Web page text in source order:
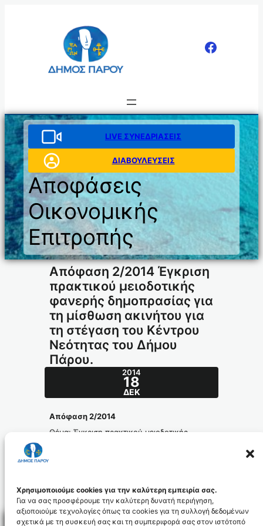
Χρησιμοποιούμε cookies για την καλύτερη εμπειρία σας.
Για να σας προσφέρουμε την καλύτερη δυνατή περιήγηση,
αξιοποιούμε τεχνολογίες όπως τα cookies για τη συλλογή δεδομένων
σχετικά με τη συσκευή σας και τη συμπεριφορά σας στον ιστότοπό
LIVE ΣΥΝΕΔΡΙΑΣΕΙΣ
ΔΙΑΒΟΥΛΕΥΣΕΙΣ
Αποφάσεις
Οικονομικής
Επιτροπής
Απόφαση 2/2014 Έγκριση
πρακτικού μειοδοτικής
φανερής δημοπρασίας για
τη μίσθωση ακινήτου για
τη στέγαση του Κέντρου
Νεότητας του Δήμου
Πάρου.
2014
18
ΔΕΚ
Απόφαση 2/2014
Θέμα: Έγκριση πρακτικού μειοδοτικής
apofasi_2.2014_id3055